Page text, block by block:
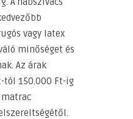
vagy latex
minőséget és
Az árak
tól 150.000 Ft-ig